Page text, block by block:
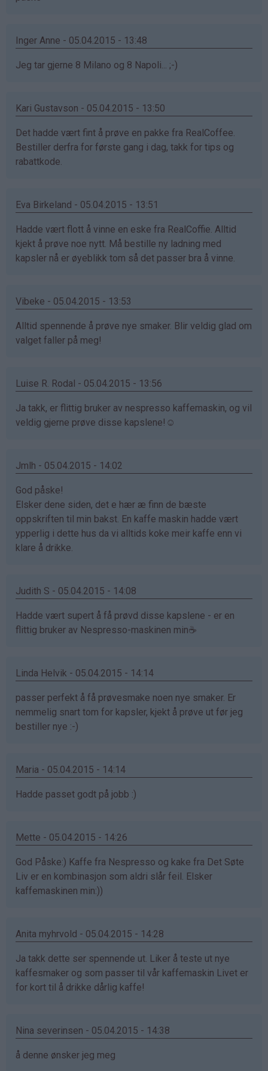
Inger Anne - 05.04.2015 - 13:48
Jeg tar gjerne 8 Milano og 8 Napoli... ;-)
Kari Gustavson - 05.04.2015 - 13:50
Det hadde vært fint å prøve en pakke fra RealCoffee.
Bestiller derfra for første gang i dag, takk for tips og
rabattkode.
Eva Birkeland - 05.04.2015 - 13:51
Hadde vært flott å vinne en eske fra RealCoffie. Alltid
kjekt å prøve noe nytt. Må bestille ny ladning med
kapsler nå er øyeblikk tom så det passer bra å vinne.
Vibeke - 05.04.2015 - 13:53
Alltid spennende å prøve nye smaker. Blir veldig glad om
valget faller på meg!
Luise R. Rodal - 05.04.2015 - 13:56
Ja takk, er flittig bruker av nespresso kaffemaskin, og vil
veldig gjerne prøve disse kapslene!☺️
Jmlh - 05.04.2015 - 14:02
God påske!
Elsker dene siden, det e hær æ finn de bæste
oppskriften til min bakst. En kaffe maskin hadde vært
ypperlig i dette hus da vi alltids koke meir kaffe enn vi
klare å drikke.
Judith S - 05.04.2015 - 14:08
Hadde vært supert å få prøvd disse kapslene - er en
flittig bruker av Nespresso-maskinen min☕️
Linda Helvik - 05.04.2015 - 14:14
passer perfekt å få prøvesmake noen nye smaker. Er
nemmelig snart tom for kapsler, kjekt å prøve ut før jeg
bestiller nye :-)
Maria - 05.04.2015 - 14:14
Hadde passet godt på jobb :)
Mette - 05.04.2015 - 14:26
God Påske:) Kaffe fra Nespresso og kake fra Det Søte
Liv er en kombinasjon som aldri slår feil. Elsker
kaffemaskinen min:))
Anita myhrvold - 05.04.2015 - 14:28
Ja takk dette ser spennende ut. Liker å teste ut nye
kaffesmaker og som passer til vår kaffemaskin Livet er
for kort til å drikke dårlig kaffe!
Nina severinsen - 05.04.2015 - 14:38
å denne ønsker jeg meg